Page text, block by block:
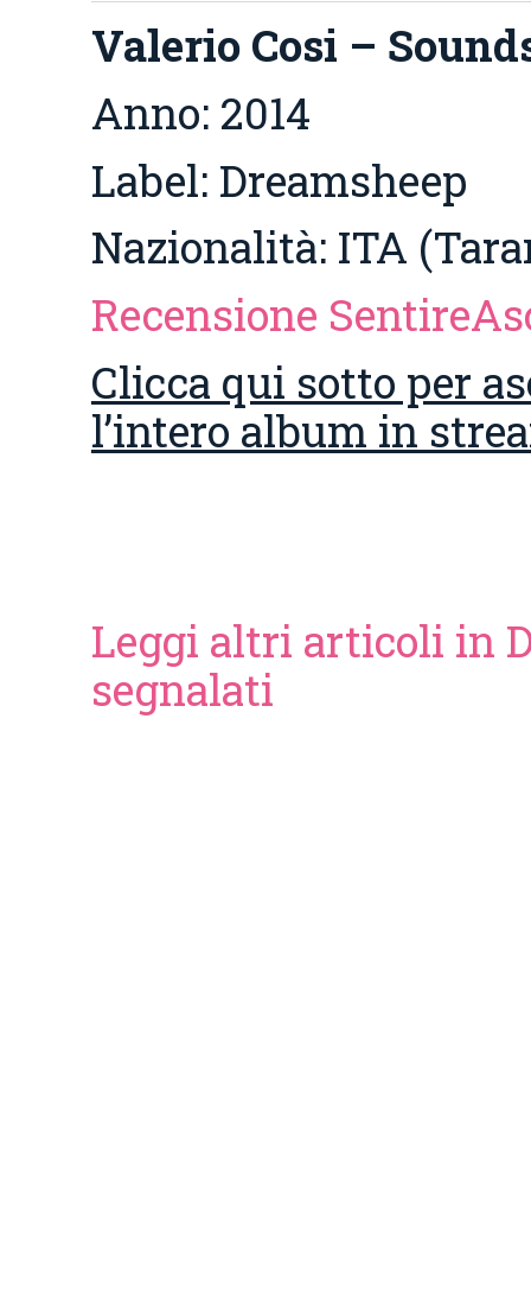
Valerio Cosi –
Anno: 2014
Label: Dreamsheep
Nazionalità: ITA
Recensione
Clicca qui sotto per
l’intero album in
Leggi altri articoli in
segnalati